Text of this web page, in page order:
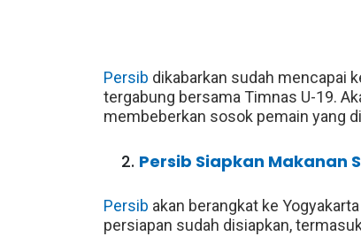
Persib dikabarkan sudah mencapai
tergabung bersama Timnas U-19.
membeberkan sosok pemain yang
Persib Siapkan Makanan
Persib akan berangkat ke
persiapan sudah disiapkan,